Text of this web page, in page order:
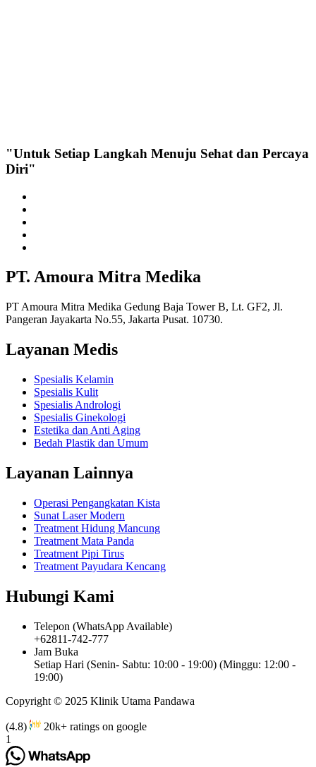
"Untuk Setiap Langkah Menuju Sehat dan Percaya
Diri"
PT. Amoura Mitra Medika
PT Amoura Mitra Medika Gedung Baja Tower B, Lt. GF2, Jl.
Pangeran Jayakarta No.55, Jakarta Pusat. 10730.
Layanan Medis
Spesialis Kelamin
Spesialis Kulit
Spesialis Andrologi
Spesialis Ginekologi
Estetika dan Anti Aging
Bedah Plastik dan Umum
Layanan Lainnya
Operasi Pengangkatan Kista
Sunat Laser Modern
Treatment Hidung Mancung
Treatment Mata Panda
Treatment Pipi Tirus
Treatment Payudara Kencang
Hubungi Kami
Telepon (WhatsApp Available)
+62811-742-777
Jam Buka
Setiap Hari (Senin- Sabtu: 10:00 - 19:00) (Minggu: 12:00 -
19:00)
Copyright © 2025 Klinik Utama Pandawa
(4.8)
20k+ ratings on google
1